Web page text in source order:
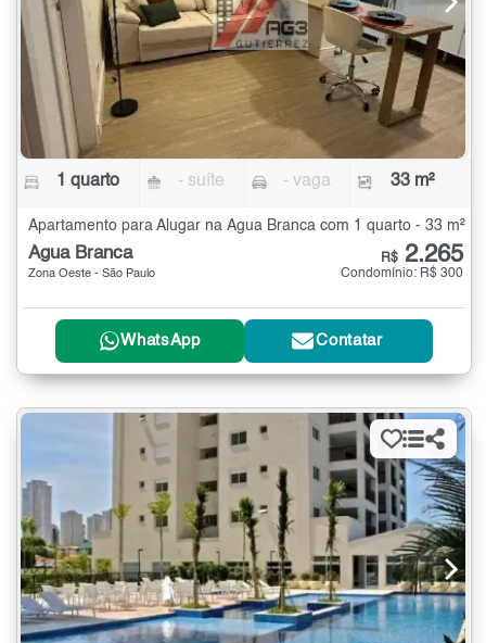
1 quarto - suíte - vaga 33 m²
Apartamento para Alugar na Água Branca com 1 quarto - 33 m²
Água Branca
Zona Oeste - São Paulo
R$ 2.265
Condomínio: R$ 300
WhatsApp Contatar